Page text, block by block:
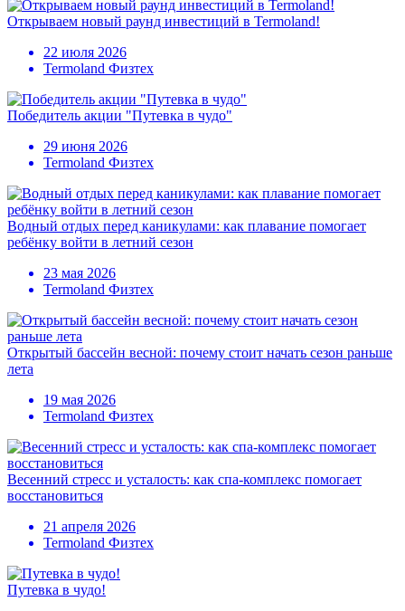
Открываем новый раунд инвестиций в Termoland!
22 июля 2026
Termoland Физтех
Победитель акции "Путевка в чудо"
29 июня 2026
Termoland Физтех
Водный отдых перед каникулами: как плавание помогает
ребёнку войти в летний сезон
23 мая 2026
Termoland Физтех
Открытый бассейн весной: почему стоит начать сезон раньше
лета
19 мая 2026
Termoland Физтех
Весенний стресс и усталость: как спа-комплекс помогает
восстановиться
21 апреля 2026
Termoland Физтех
Путевка в чудо!